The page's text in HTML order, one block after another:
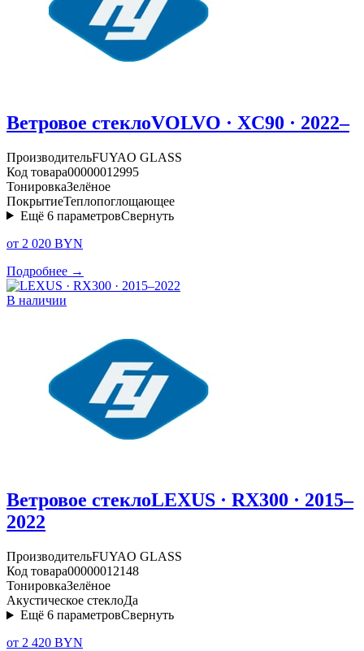
Ветровое стеклоVOLVO · XC90 · 2022–
ПроизводительFUYAO GLASS
Код товара00000012995
ТонировкаЗелёное
ПокрытиеТеплопоглощающее
Ещё 6 параметровСвернуть
от 2 020 BYN
Подробнее →
В наличии
Ветровое стеклоLEXUS · RX300 · 2015–
2022
ПроизводительFUYAO GLASS
Код товара00000012148
ТонировкаЗелёное
Акустическое стеклоДа
Ещё 6 параметровСвернуть
от 2 420 BYN